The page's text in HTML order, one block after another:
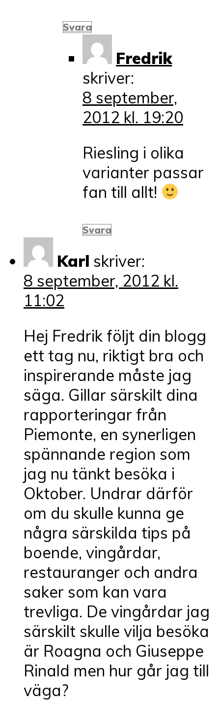
Svara
Fredrik
skriver:
8 september,
2012 kl. 19:20
Riesling i olika
varianter passar
fan till allt!
Svara
Karl skriver:
8 september, 2012 kl.
11:02
Hej Fredrik följt din blogg
ett tag nu, riktigt bra och
inspirerande måste jag
säga. Gillar särskilt dina
rapporteringar från
Piemonte, en synerligen
spännande region som
jag nu tänkt besöka i
Oktober. Undrar därför
om du skulle kunna ge
några särskilda tips på
boende, vingårdar,
restauranger och andra
saker som kan vara
trevliga. De vingårdar jag
särskilt skulle vilja besöka
är Roagna och Giuseppe
Rinald men hur går jag till
väga?